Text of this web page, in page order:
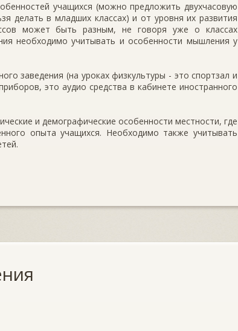
учащихся (можно предложить двухчасовую
делать в младших классах) и от уровня их развития
может быть разным, не говоря уже о классах
необходимо учитывать и особенности мышления у
заведения (на уроках физкультуры - это спортзал и
это аудио средства в кабинете иностранного
и демографические особенности местности, где
опыта учащихся. Необходимо также учитывать